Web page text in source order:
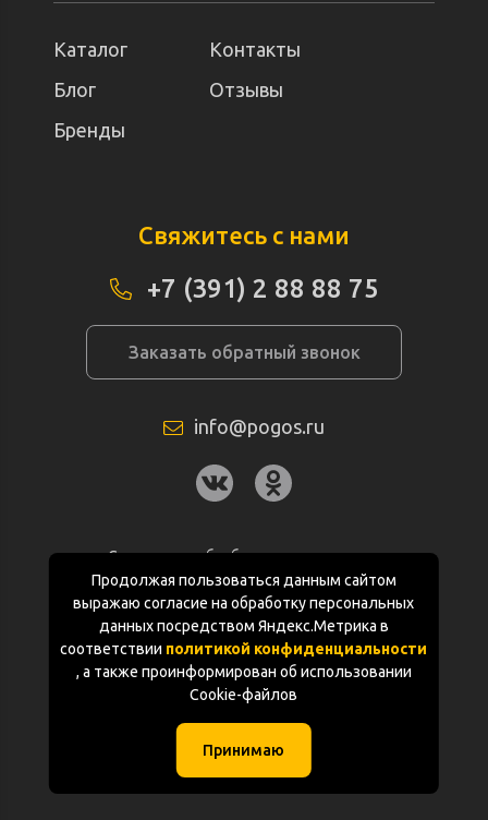
Продолжая пользоваться данным сайтом
выражаю согласие на обработку персональных
данных посредством Яндекс.Метрика в
соответствии политикой конфиденциальности
, а также проинформирован об использовании
Cookie-файлов
Принимаю
Каталог
Контакты
Блог
Отзывы
Бренды
Свяжитесь с нами
+7 (391) 2 88 88 75
Заказать обратный звонок
info@pogos.ru
Согласие на обработку персональных
данных
Политика конфиденциальности
Документация
(с) «POGOS.ru» 2010-2026 (ИП Чивчян М.Р.)